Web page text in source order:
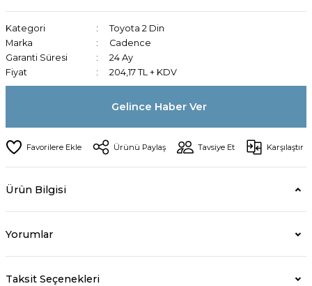
Kategori
Toyota 2 Din
Marka
Cadence
Garanti Süresi
24 Ay
Fiyat
204,17 TL + KDV
Gelince Haber Ver
Ürünü Paylaş Tavsiye Et Karşılaştır
Ürün Bilgisi
Yorumlar
Taksit Seçenekleri